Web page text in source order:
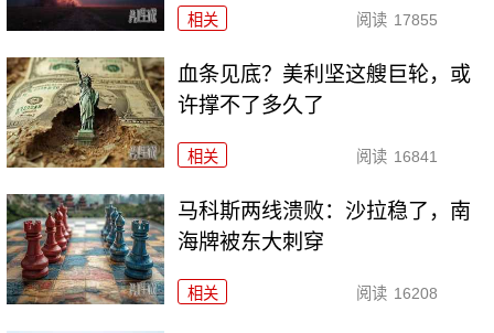
相关 阅读 17855
血条见底？美利坚这艘巨轮，或
许撑不了多久了
相关 阅读 16841
马科斯两线溃败：沙拉稳了，南
海牌被东大刺穿
相关 阅读 16208